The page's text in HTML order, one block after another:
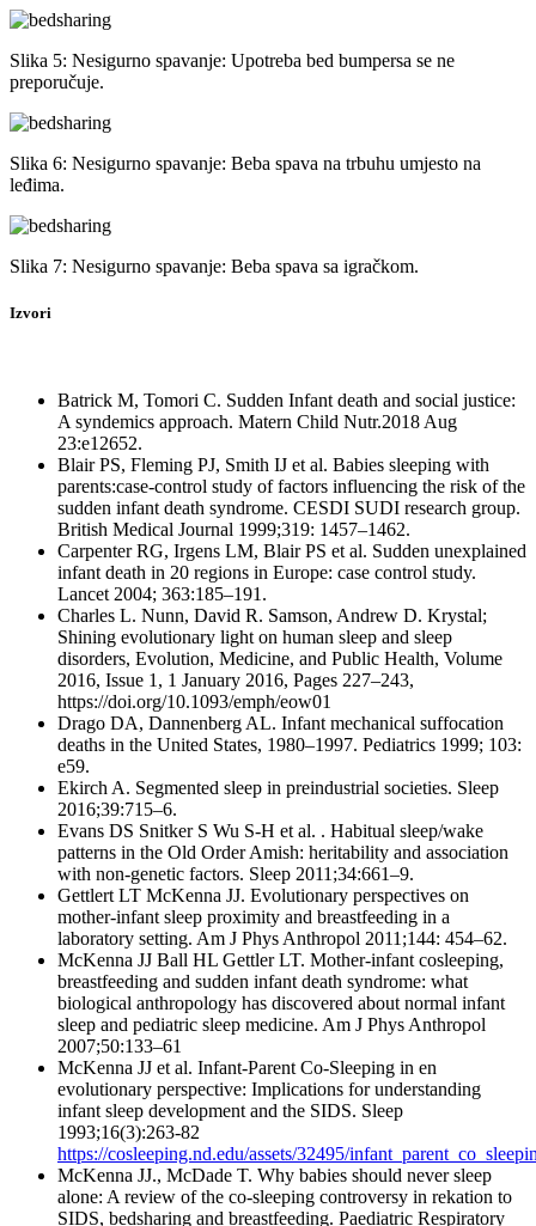
Slika 5: Nesigurno spavanje: Upotreba bed bumpersa se ne
preporučuje.
Slika 6: Nesigurno spavanje: Beba spava na trbuhu umjesto na
leđima.
Slika 7: Nesigurno spavanje: Beba spava sa igračkom.
Izvori
Batrick M, Tomori C. Sudden Infant death and social justice:
A syndemics approach. Matern Child Nutr.2018 Aug
23:e12652.
Blair PS, Fleming PJ, Smith IJ et al. Babies sleeping with
parents:case-control study of factors influencing the risk of the
sudden infant death syndrome. CESDI SUDI research group.
British Medical Journal 1999;319: 1457–1462.
Carpenter RG, Irgens LM, Blair PS et al. Sudden unexplained
infant death in 20 regions in Europe: case control study.
Lancet 2004; 363:185–191.
Charles L. Nunn, David R. Samson, Andrew D. Krystal;
Shining evolutionary light on human sleep and sleep
disorders, Evolution, Medicine, and Public Health, Volume
2016, Issue 1, 1 January 2016, Pages 227–243,
https://doi.org/10.1093/emph/eow01
Drago DA, Dannenberg AL. Infant mechanical suffocation
deaths in the United States, 1980–1997. Pediatrics 1999; 103:
e59.
Ekirch A. Segmented sleep in preindustrial societies. Sleep
2016;39:715–6.
Evans DS Snitker S Wu S-H et al. . Habitual sleep/wake
patterns in the Old Order Amish: heritability and association
with non-genetic factors. Sleep 2011;34:661–9.
Gettlert LT McKenna JJ. Evolutionary perspectives on
mother-infant sleep proximity and breastfeeding in a
laboratory setting. Am J Phys Anthropol 2011;144: 454–62.
McKenna JJ Ball HL Gettler LT. Mother-infant cosleeping,
breastfeeding and sudden infant death syndrome: what
biological anthropology has discovered about normal infant
sleep and pediatric sleep medicine. Am J Phys Anthropol
2007;50:133–61
McKenna JJ et al. Infant-Parent Co-Sleeping in en
evolutionary perspective: Implications for understanding
infant sleep development and the SIDS. Sleep
1993;16(3):263-82
https://cosleeping.nd.edu/assets/32495/
McKenna JJ., McDade T. Why babies should never sleep
alone: A review of the co-sleeping controversy in rekation to
SIDS, bedsharing and breastfeeding. Paediatric Respiratory